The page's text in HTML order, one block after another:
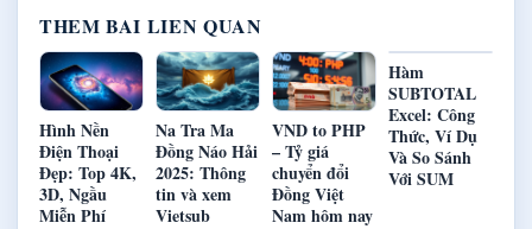
THEM BAI LIEN QUAN
Hình Nền
Điện Thoại
Đẹp: Top 4K,
3D, Ngầu
Miễn Phí
Na Tra Ma
Đồng Náo Hải
2025: Thông
tin và xem
Vietsub
VND to PHP
– Tỷ giá
chuyển đổi
Đồng Việt
Nam hôm nay
Hàm
SUBTOTAL
Excel: Công
Thức, Ví Dụ
Và So Sánh
Với SUM